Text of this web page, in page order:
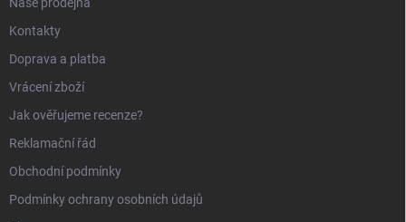
Naše prodejna
Kontakty
Doprava a platba
Vrácení zboží
Jak ověřujeme recenze?
Reklamační řád
Obchodní podmínky
Podmínky ochrany osobních údajů